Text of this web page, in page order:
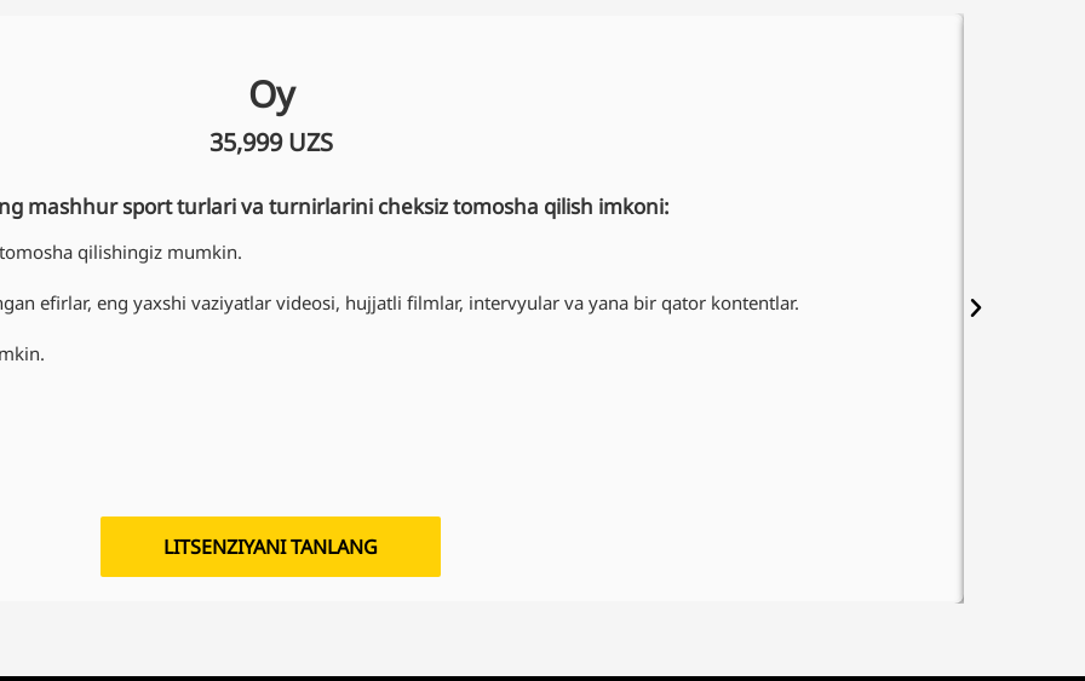
Oy
35,999 UZS
mashhur sport turlari va turnirlarini cheksiz tomosha qilish imkoni:
qilishingiz mumkin.
efirlar, eng yaxshi vaziyatlar videosi, hujjatli filmlar, intervyular va yana bir qator kontentlar.
LITSENZIYANI TANLANG